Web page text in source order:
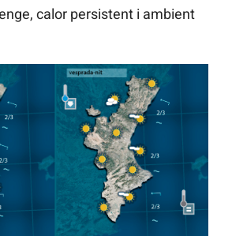
calor persistent i ambient